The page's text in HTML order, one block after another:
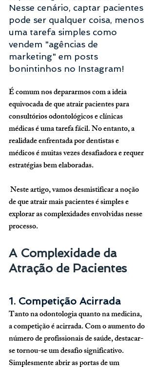
Nesse cenário, captar pacientes
pode ser qualquer coisa, menos
uma tarefa simples como
vendem "agências de
marketing" em posts
bonintinhos no Instagram!
É comum nos depararmos com a ideia
equivocada de que atrair pacientes para
consultórios odontológicos e clínicas
médicas é uma tarefa fácil. No entanto, a
realidade enfrentada por dentistas e
médicos é muitas vezes desafiadora e requer
estratégias bem elaboradas.
de que atrair mais pacientes é simples e
explorar as complexidades envolvidas nesse
processo.
A Complexidade da
Atração de Pacientes
1. Competição Acirrada
Tanto na odontologia quanto na medicina,
a competição é acirrada. Com o aumento do
número de profissionais de saúde, destacar-
se tornou-se um desafio significativo.
Simplesmente abrir as portas de um